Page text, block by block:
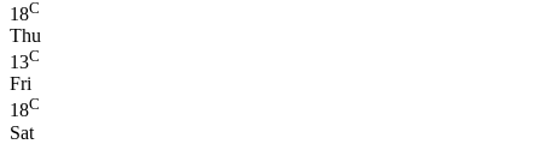
18C
Thu
13C
Fri
18C
Sat